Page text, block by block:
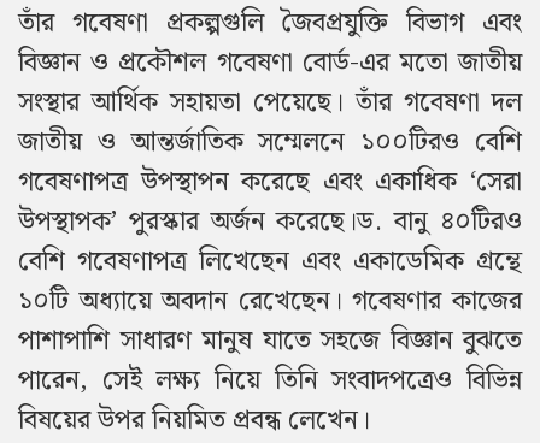
তাঁর গবেষণা প্রকল্পগুলি জৈবপ্রযুক্তি বিভাগ এবং
বিজ্ঞান ও প্রকৌশল গবেষণা বোর্ড-এর মতো জাতীয়
সংস্থার আর্থিক সহায়তা পেয়েছে। তাঁর গবেষণা দল
জাতীয় ও আন্তর্জাতিক সম্মেলনে ১০০টিরও বেশি
গবেষণাপত্র উপস্থাপন করেছে এবং একাধিক ‘সেরা
উপস্থাপক’ পুরস্কার অর্জন করেছে।ড. বানু ৪০টিরও
বেশি গবেষণাপত্র লিখেছেন এবং একাডেমিক গ্রন্থে
১০টি অধ্যায়ে অবদান রেখেছেন। গবেষণার কাজের
পাশাপাশি সাধারণ মানুষ যাতে সহজে বিজ্ঞান বুঝতে
পারেন, সেই লক্ষ্য নিয়ে তিনি সংবাদপত্রেও বিভিন্ন
বিষয়ের উপর নিয়মিত প্রবন্ধ লেখেন।